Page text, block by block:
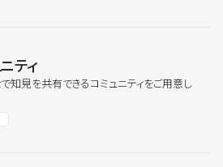
ティ
知見を共有できるコミュニティをご用意し